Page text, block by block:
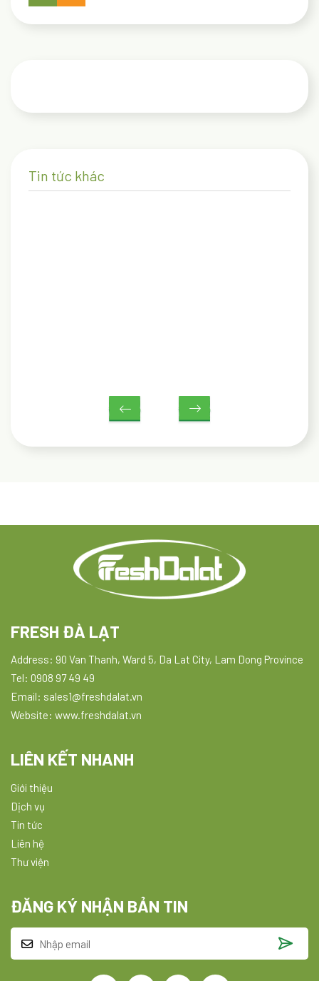
Tin tức khác
FRESH ĐÀ LẠT
Address: 90 Van Thanh, Ward 5, Da Lat City, Lam Dong Province
Tel: 0908 97 49 49
Email: sales1@freshdalat.vn
Website: www.freshdalat.vn
LIÊN KẾT NHANH
Giới thiệu
Dịch vụ
Tin tức
Liên hệ
Thư viện
ĐĂNG KÝ NHẬN BẢN TIN